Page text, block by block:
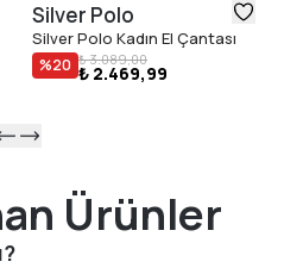
Silver Polo
Silver Polo Kadın El Çantası
%20 ₺ 3.089,00
₺ 2.469,99
Ürünler